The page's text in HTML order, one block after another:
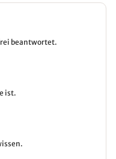
beantwortet.
ist.